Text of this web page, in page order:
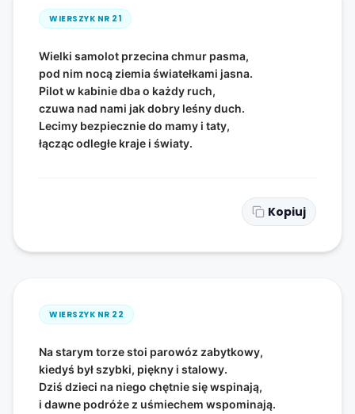
WIERSZYK NR 21
Wielki samolot przecina chmur pasma,
pod nim nocą ziemia światełkami jasna.
Pilot w kabinie dba o każdy ruch,
czuwa nad nami jak dobry leśny duch.
Lecimy bezpiecznie do mamy i taty,
łącząc odległe kraje i światy.
Kopiuj
WIERSZYK NR 22
Na starym torze stoi parowóz zabytkowy,
kiedyś był szybki, piękny i stalowy.
Dziś dzieci na niego chętnie się wspinają,
i dawne podróże z uśmiechem wspominają.